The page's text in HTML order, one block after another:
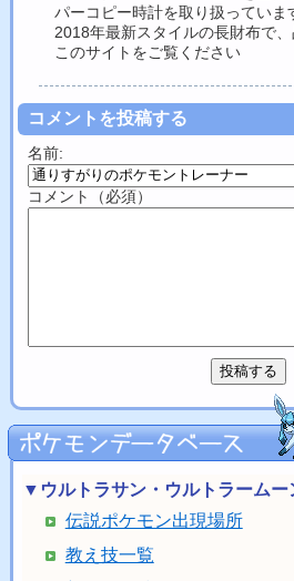
パーコピー時計を取り扱っていま
2018年最新スタイルの長財布で、
このサイトをご覧ください
コメントを投稿する
名前:
コメント（必須）
▼ウルトラサン・ウルトラームー
伝説ポケモン出現場所
教え技一覧